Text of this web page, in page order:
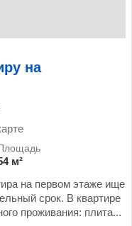
на
м²
на первом этаже ище
срок. В квартире
проживания: плита...